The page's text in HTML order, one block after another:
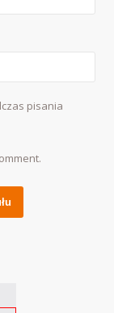
pisania